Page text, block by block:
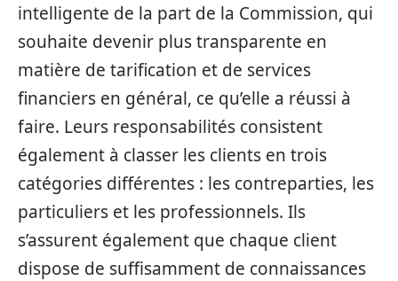
intelligente de la part de la Commission, qui
souhaite devenir plus transparente en
matière de tarification et de services
financiers en général, ce qu’elle a réussi à
faire. Leurs responsabilités consistent
également à classer les clients en trois
catégories différentes : les contreparties, les
particuliers et les professionnels. Ils
s’assurent également que chaque client
dispose de suffisamment de connaissances